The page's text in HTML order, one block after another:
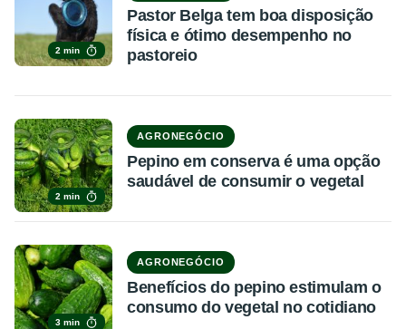
2 min
Pastor Belga tem boa disposição
física e ótimo desempenho no
pastoreio
2 min
AGRONEGÓCIO
Pepino em conserva é uma opção
saudável de consumir o vegetal
3 min
AGRONEGÓCIO
Benefícios do pepino estimulam o
consumo do vegetal no cotidiano